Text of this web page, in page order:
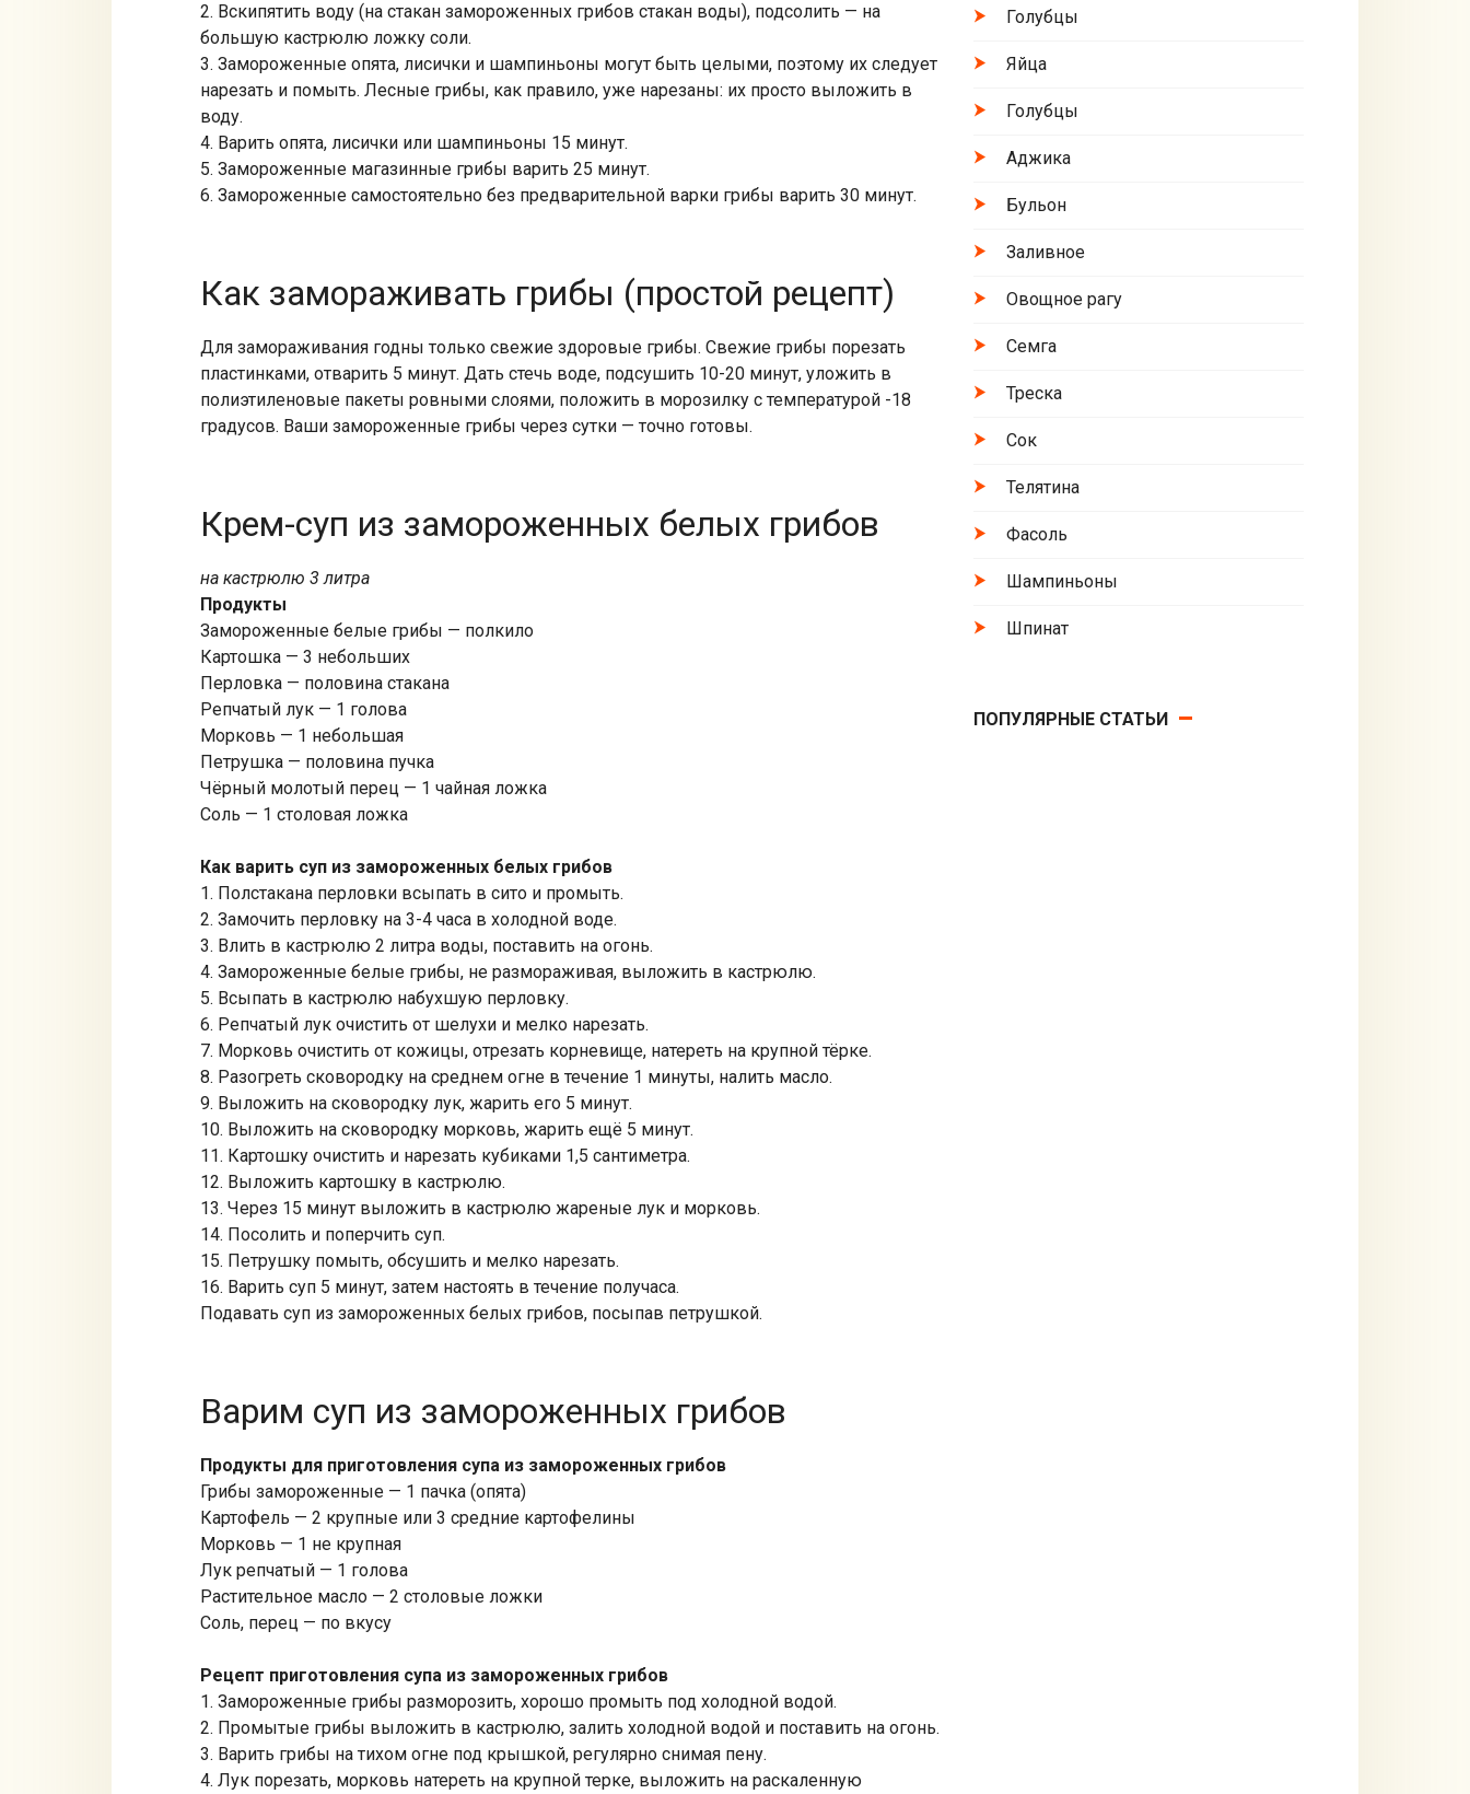
2. Вскипятить воду (на стакан замороженных грибов стакан воды), подсолить — на
большую кастрюлю ложку соли.
3. Замороженные опята, лисички и шампиньоны могут быть целыми, поэтому их следует
нарезать и помыть. Лесные грибы, как правило, уже нарезаны: их просто выложить в
воду.
4. Варить опята, лисички или шампиньоны 15 минут.
5. Замороженные магазинные грибы варить 25 минут.
6. Замороженные самостоятельно без предварительной варки грибы варить 30 минут.
Как замораживать грибы (простой рецепт)
Для замораживания годны только свежие здоровые грибы. Свежие грибы порезать
пластинками, отварить 5 минут. Дать стечь воде, подсушить 10-20 минут, уложить в
полиэтиленовые пакеты ровными слоями, положить в морозилку с температурой -18
градусов. Ваши замороженные грибы через сутки — точно готовы.
Крем-суп из замороженных белых грибов
на кастрюлю 3 литра
Продукты
Замороженные белые грибы — полкило
Картошка — 3 небольших
Перловка — половина стакана
Репчатый лук — 1 голова
Морковь — 1 небольшая
Петрушка — половина пучка
Чёрный молотый перец — 1 чайная ложка
Соль — 1 столовая ложка
Как варить суп из замороженных белых грибов
1. Полстакана перловки всыпать в сито и промыть.
2. Замочить перловку на 3-4 часа в холодной воде.
3. Влить в кастрюлю 2 литра воды, поставить на огонь.
4. Замороженные белые грибы, не размораживая, выложить в кастрюлю.
5. Всыпать в кастрюлю набухшую перловку.
6. Репчатый лук очистить от шелухи и мелко нарезать.
7. Морковь очистить от кожицы, отрезать корневище, натереть на крупной тёрке.
8. Разогреть сковородку на среднем огне в течение 1 минуты, налить масло.
9. Выложить на сковородку лук, жарить его 5 минут.
10. Выложить на сковородку морковь, жарить ещё 5 минут.
11. Картошку очистить и нарезать кубиками 1,5 сантиметра.
12. Выложить картошку в кастрюлю.
13. Через 15 минут выложить в кастрюлю жареные лук и морковь.
14. Посолить и поперчить суп.
15. Петрушку помыть, обсушить и мелко нарезать.
16. Варить суп 5 минут, затем настоять в течение получаса.
Подавать суп из замороженных белых грибов, посыпав петрушкой.
Варим суп из замороженных грибов
Продукты для приготовления супа из замороженных грибов
Грибы замороженные — 1 пачка (опята)
Картофель — 2 крупные или 3 средние картофелины
Морковь — 1 не крупная
Лук репчатый — 1 голова
Растительное масло — 2 столовые ложки
Соль, перец — по вкусу
Рецепт приготовления супа из замороженных грибов
1. Замороженные грибы разморозить, хорошо промыть под холодной водой.
2. Промытые грибы выложить в кастрюлю, залить холодной водой и поставить на огонь.
3. Варить грибы на тихом огне под крышкой, регулярно снимая пену.
4. Лук порезать, морковь натереть на крупной терке, выложить на раскаленную
Голубцы
Яйца
Голубцы
Аджика
Бульон
Заливное
Овощное рагу
Семга
Треска
Сок
Телятина
Фасоль
Шампиньоны
Шпинат
ПОПУЛЯРНЫЕ СТАТЬИ